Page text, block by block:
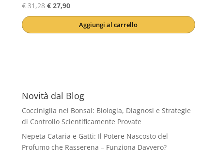
€31,28 Il
prezzo
€27,90Il
prezzo
attuale
Aggiungi al carrello
Novità dal Blog
Cocciniglia nei Bonsai: Biologia, Diagnosi e Strategie
di Controllo Scientificamente Provate
Nepeta Cataria e Gatti: Il Potere Nascosto del
Profumo che Rasserena – Funziona Davvero?